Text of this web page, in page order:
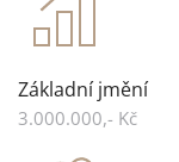
Základní jmění
3.000.000,- Kč